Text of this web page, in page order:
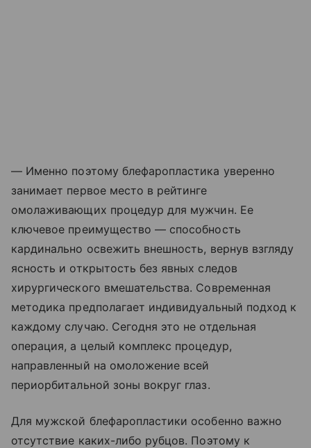
— Именно поэтому блефаропластика уверенно
занимает первое место в рейтинге
омолаживающих процедур для мужчин. Ее
ключевое преимущество — способность
кардинально освежить внешность, вернув взгляду
ясность и открытость без явных следов
хирургического вмешательства. Современная
методика предполагает индивидуальный подход к
каждому случаю. Сегодня это не отдельная
операция, а целый комплекс процедур,
направленный на омоложение всей
периорбитальной зоны вокруг глаз.
Для мужской блефаропластики особенно важно
отсутствие каких-либо рубцов. Поэтому к